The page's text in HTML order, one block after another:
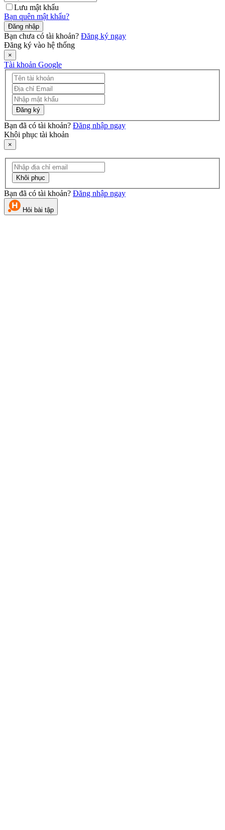
Lưu mật khẩu
Bạn quên mật khẩu?
Đăng nhập
Bạn chưa có tài khoản? Đăng ký ngay
Đăng ký vào hệ thống
×
Tài khoản Google
Đăng ký
Bạn đã có tài khoản? Đăng nhập ngay
Khôi phục tài khoản
×
Khôi phục
Bạn đã có tài khoản? Đăng nhập ngay
Hỏi bài tập